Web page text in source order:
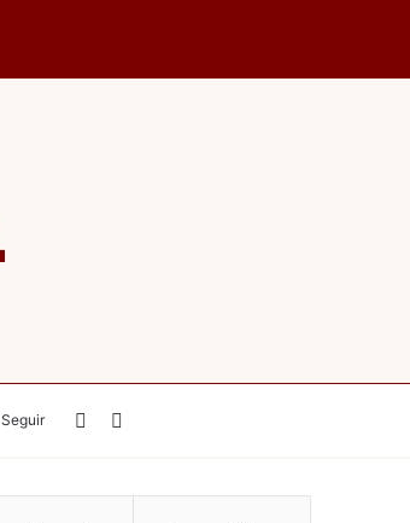
Seguir Switch skin